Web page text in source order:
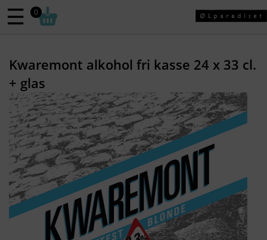
☰ 0
Kwaremont alkohol fri kasse 24 x 33 cl.
+ glas